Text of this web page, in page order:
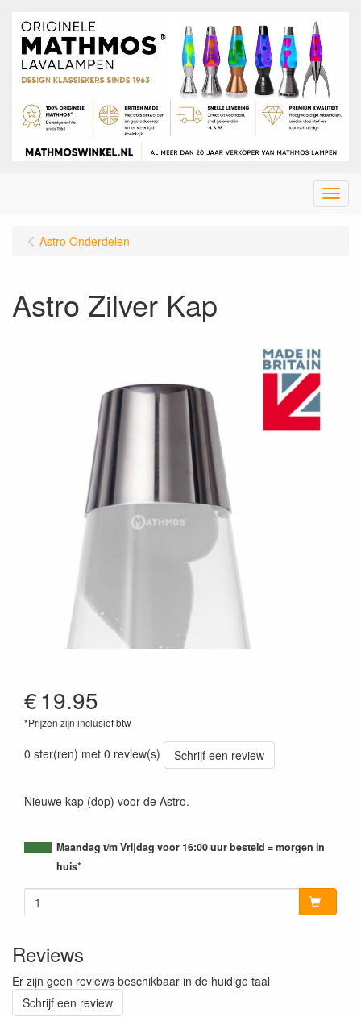
Menu
Astro Onderdelen
Astro Zilver Kap
€19.95
*Prijzen zijn inclusief btw
0 ster(ren) met 0 review(s) Schrijf een review
Nieuwe kap (dop) voor de Astro.
Maandag t/m Vrijdag voor 16:00 uur besteld = morgen in
huis*
Reviews
Er zijn geen reviews beschikbaar in de huidige taal
Schrijf een review